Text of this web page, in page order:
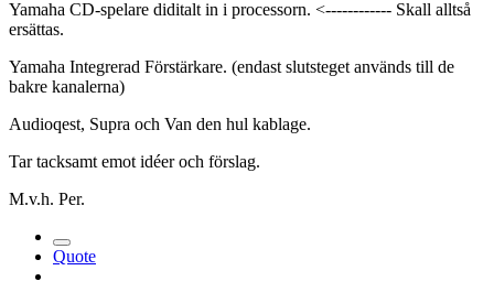
Yamaha CD-spelare diditalt in i processorn. <------------ Skall alltså
ersättas.
Yamaha Integrerad Förstärkare. (endast slutsteget används till de
bakre kanalerna)
Audioqest, Supra och Van den hul kablage.
Tar tacksamt emot idéer och förslag.
M.v.h. Per.
Quote